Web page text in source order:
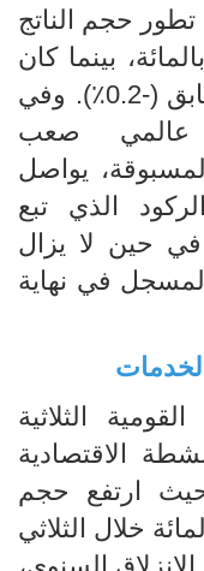
تطور حجم الناتج
بالمائة، بينما كان
0.2٪).
وفي
صعب
يواصل
الذي تبع
الصحية لسنة 2020؛ في حين لا يزال
في نهاية
الثلاثية
الاقتصادية
ارتفع حجم
المضافة بحوالي 4.3 بالمائة خلال الثلاثي